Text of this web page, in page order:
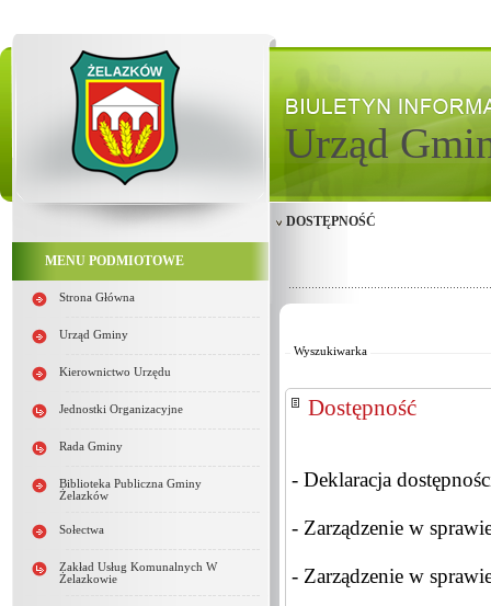
Urząd
MENU PODMIOTOWE
Strona Główna
Urząd Gminy
Kierownictwo Urzędu
Jednostki Organizacyjne
Rada Gminy
Biblioteka Publiczna Gminy
Żelazków
Sołectwa
Zakład Usług Komunalnych W
Żelazkowie
DOSTĘPNOŚĆ
Wyszukiwarka
Dostępność
- Deklaracja
- Zarządzenie w
- Zarządzenie w